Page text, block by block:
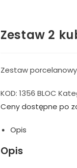
Zestaw 2
Zestaw
KOD:1356 BLOC
Ceny dostępne po
Opis
Opis